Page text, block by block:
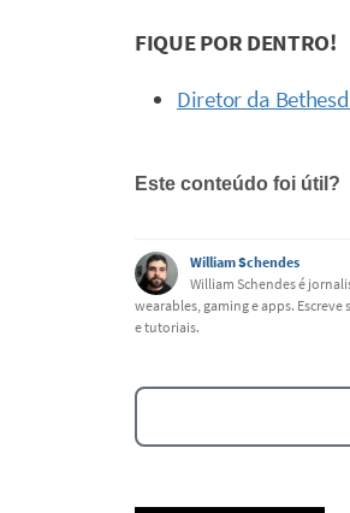
FIQUE POR DENTRO!
Diretor da
Este conteúdo foi útil?
Este conteúdo contém
Este conteúdo não tem
William Schendes
William Schendes é
wearables, gaming e apps.
e tutoriais.